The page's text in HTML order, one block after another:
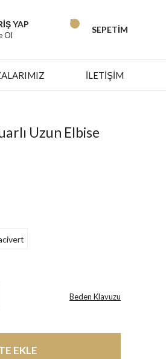
YAP
Ol
SEPETİM
İLETİŞİM
Uzun Elbise
Beden Klavuzu
EKLE